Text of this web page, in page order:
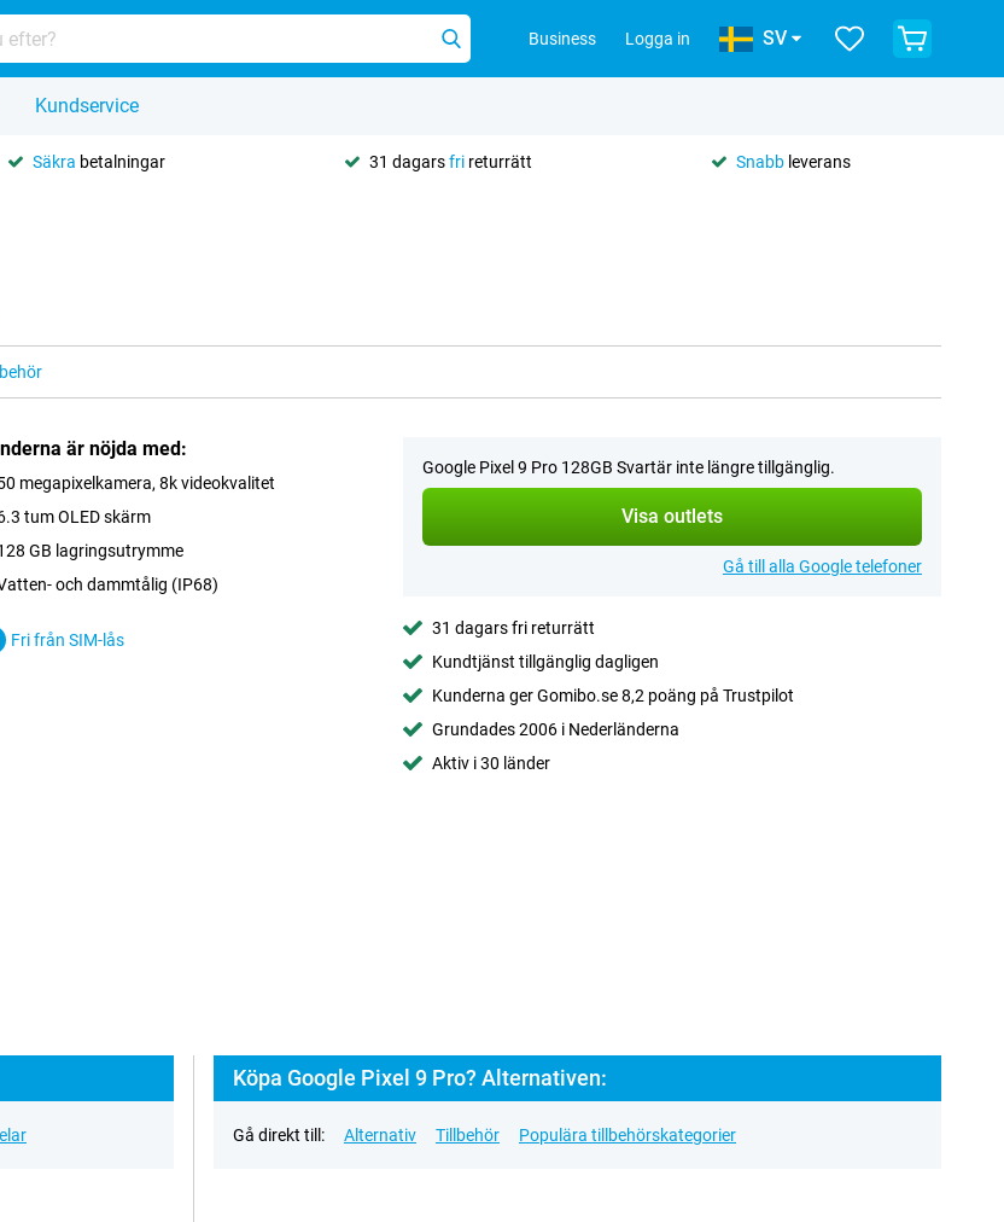
Business Logga in SV
Kundservice
Säkra betalningar 31 dagarsfri returrätt Snabb leverans
är nöjda med:
megapixelkamera, 8k videokvalitet
tum OLED skärm
GB lagringsutrymme
och dammtålig (IP68)
Fri från SIM-lås
Google Pixel 9 Pro 128GB Svartär inte längre tillgänglig.
Visa outlets
Gå till alla Google telefoner
31 dagars fri returrätt
Kundtjänst tillgänglig dagligen
Kunderna ger Gomibo.se 8,2 poäng på Trustpilot
Grundades 2006 i Nederländerna
Aktiv i 30 länder
Köpa Google Pixel 9 Pro? Alternativen:
Gå direkt till: Alternativ Tillbehör Populära tillbehörskategorier